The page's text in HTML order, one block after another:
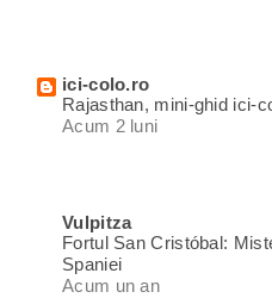
ici-colo.ro
Rajasthan, mini-ghid ici-
Acum 2 luni
Vulpitza
Fortul San Cristóbal:
Spaniei
Acum un an